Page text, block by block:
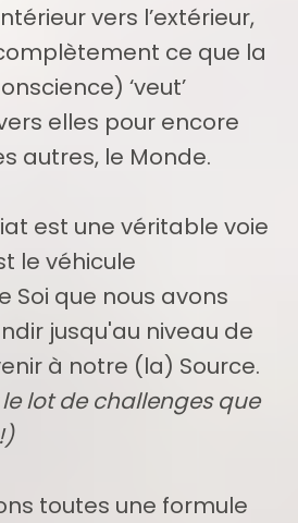
vers l’extérieur,
ce que la
‘veut’
elles pour encore
autres, le Monde.
est une véritable voie
le véhicule
Soi que nous avons
jusqu'au niveau de
à notre (la) Source.
lot de challenges que
toutes une formule